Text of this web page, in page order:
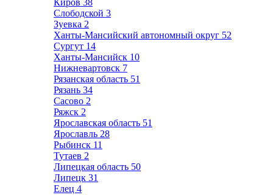
Киров 38
Слободской 3
Зуевка 2
Ханты-Мансийский автономный округ 52
Сургут 14
Ханты-Мансийск 10
Нижневартовск 7
Рязанская область 51
Рязань 34
Сасово 2
Ряжск 2
Ярославская область 51
Ярославль 28
Рыбинск 11
Тутаев 2
Липецкая область 50
Липецк 31
Елец 4